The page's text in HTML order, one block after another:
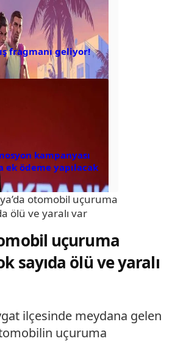
fragmanı geliyor!
kampanyası
ek ödeme yapılacak
otomobil uçuruma
ölü ve yaralı var
uçuruma
sayıda ölü ve yaralı
ilçesinde meydana gelen
uçuruma